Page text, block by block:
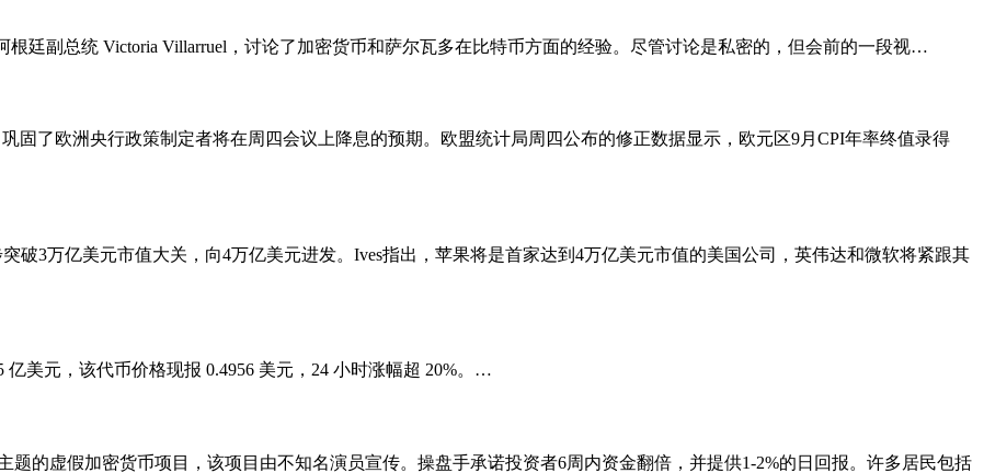
根廷副总统 Victoria Villarruel，讨论了加密货币和萨尔瓦多在比特币方面的经验。尽管讨论是私密的，但会前的一段视…
固了欧洲央行政策制定者将在周四会议上降息的预期。欧盟统计局周四公布的修正数据显示，欧元区9月CPI年率终值录得
破3万亿美元市值大关，向4万亿美元进发。Ives指出，苹果将是首家达到4万亿美元市值的美国公司，英伟达和微软将紧跟其
美元，该代币价格现报 0.4956 美元，24 小时涨幅超 20%。…
题的虚假加密货币项目，该项目由不知名演员宣传。操盘手承诺投资者6周内资金翻倍，并提供1-2%的日回报。许多居民包括